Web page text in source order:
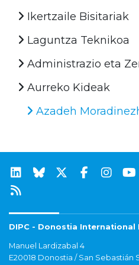
Ikertzaile Bisitariak
Laguntza Teknikoa
Administrazio eta
Aurreko Kideak
Azadeh
DIPC - Donostia International
Manuel Lardizabal 4
E20018 Donostia / San Sebastián